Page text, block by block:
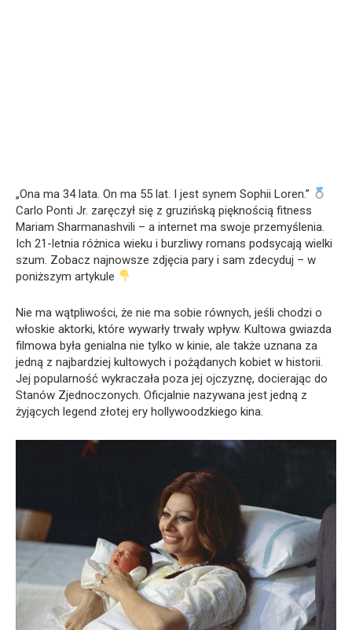
„Ona ma 34 lata. On ma 55 lat. I jest synem Sophii Loren.”
Carlo Ponti Jr. zaręczył się z gruzińską pięknością fitness
Mariam Sharmanashvili – a internet ma swoje przemyślenia.
Ich 21-letnia różnica wieku i burzliwy romans podsycają wielki
szum. Zobacz najnowsze zdjęcia pary i sam zdecyduj – w
poniższym artykule
Nie ma wątpliwości, że nie ma sobie równych, jeśli chodzi o
włoskie aktorki, które wywarły trwały wpływ. Kultowa gwiazda
filmowa była genialna nie tylko w kinie, ale także uznana za
jedną z najbardziej kultowych i pożądanych kobiet w historii.
Jej popularność wykraczała poza jej ojczyznę, docierając do
Stanów Zjednoczonych. Oficjalnie nazywana jest jedną z
żyjących legend złotej ery hollywoodzkiego kina.